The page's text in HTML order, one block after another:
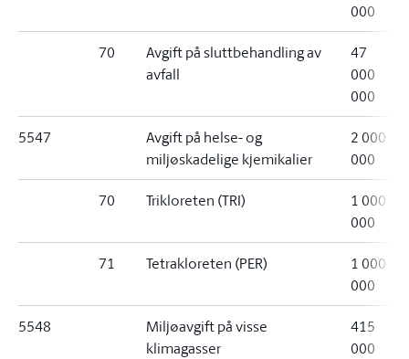
000
70
Avgift på sluttbehandling av
avfall
47
000
000
5547
Avgift på helse- og
miljøskadelige kjemikalier
2 000
000
70 Trikloreten (TRI)
1 000
000
71 Tetrakloreten (PER)
1 000
000
5548
Miljøavgift på visse
klimagasser
415
000